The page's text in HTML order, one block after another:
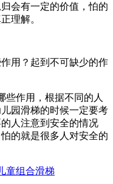
会有一定的价值，怕的
理解。
用？起到不可缺少的作
作用，根据不同的人
园滑梯的时候一定要考
人注意到安全的情况
的就是很多人对安全的
童组合滑梯